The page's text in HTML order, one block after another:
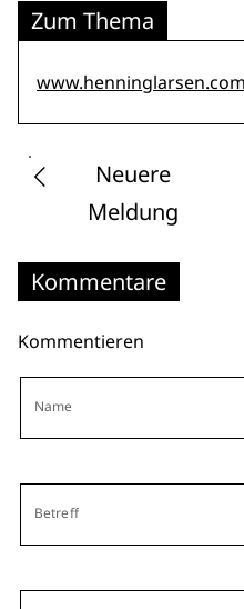
Zum Thema
www.henninglarsen.com
Neuere
Meldung
Kommentare
Kommentieren
Name
Betreff